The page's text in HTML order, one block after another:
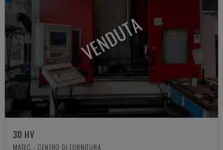
VENDUTA
30 HV
MATEC - CENTRO DI TORNITURA